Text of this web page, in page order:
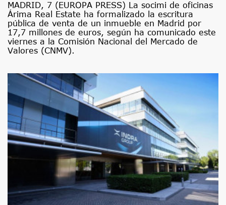
MADRID, 7 (EUROPA PRESS) La socimi de oficinas
Árima Real Estate ha formalizado la escritura
pública de venta de un inmueble en Madrid por
17,7 millones de euros, según ha comunicado este
viernes a la Comisión Nacional del Mercado de
Valores (CNMV).